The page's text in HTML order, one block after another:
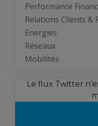
Performance
Relations Clients &
Energies
Réseaux
Mobilités
Le flux Twitter